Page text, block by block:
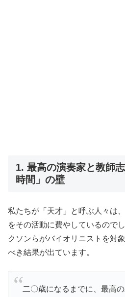
1. 最高の演奏家と教師
時間」の壁
私たちが「天才」と呼ぶ人々は
をその活動に費やしているので
クソンらがバイオリニストを対
べき結果が出ています。
二〇歳になるまでに、最高